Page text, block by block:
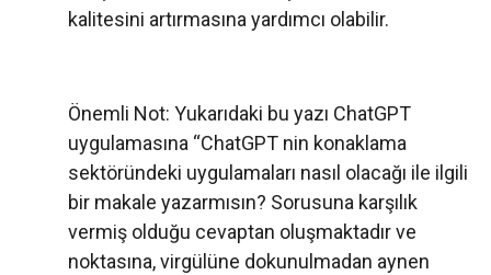
kalitesini artırmasına yardımcı olabilir.
Önemli Not: Yukarıdaki bu yazı ChatGPT
uygulamasına “ChatGPT nin konaklama
sektöründeki uygulamaları nasıl olacağı ile ilgili
bir makale yazarmısın? Sorusuna karşılık
vermiş olduğu cevaptan oluşmaktadır ve
noktasına, virgülüne dokunulmadan aynen